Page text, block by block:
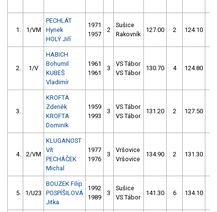
1. 1/VM
PECHLÁT
Hynek
HOLÝ Jiří
1971
1957
2
Sušice
Rakovník
127.00 2 124.10
2. 1/V
HABICH
Bohumil
KUBEŠ
Vladimír
1961
1961
3
VS Tábor
VS Tábor
130.70 4 124.80
3.
KROFTA
Zdeněk
KROFTA
Dominik
1959
1993
3
VS Tábor
VS Tábor
131.20 2 127.50
4. 2/VM
KLUGANOST
Vít
PECHÁČEK
Michal
1977
1976
3
Vršovice
Vršovice
134.90 2 131.30
5. 1/U23
BOUZEK Filip
POSPÍŠILOVÁ
Jitka
1992
1989
3
Sušice
VS Tábor
141.30 6 134.10